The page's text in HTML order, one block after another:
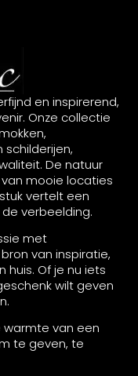
en inspirerend,
Onze collectie
De natuur
mooie locaties
vertelt een
verbeelding.
met
van inspiratie,
Of je nu iets
wilt geven
warmte van een
te geven, te